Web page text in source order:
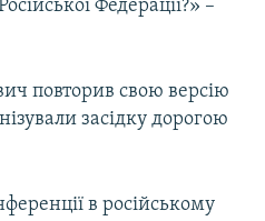
Федерації?» –
повторив свою версію
засідку дорогою
в російському